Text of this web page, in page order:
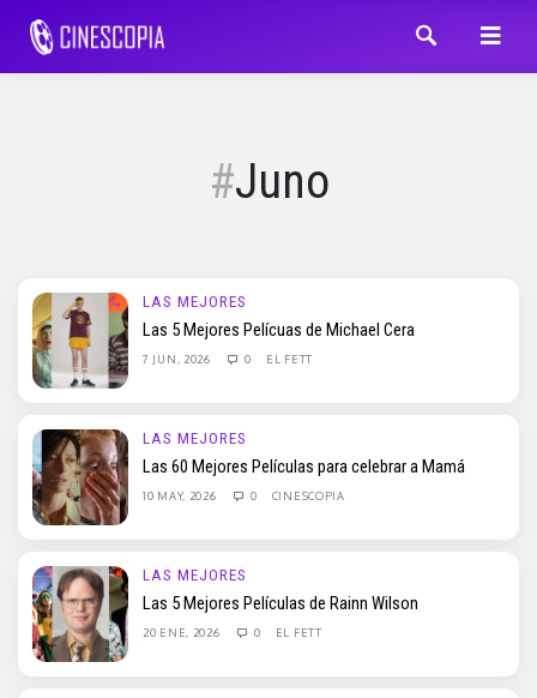
Juno
LAS MEJORES
Las 5 Mejores Pelícuas de Michael Cera
7 JUN, 2026 0 EL FETT
LAS MEJORES
Las 60 Mejores Películas para celebrar a Mamá
10 MAY, 2026 0 CINESCOPIA
LAS MEJORES
Las 5 Mejores Películas de Rainn Wilson
20 ENE, 2026 0 EL FETT